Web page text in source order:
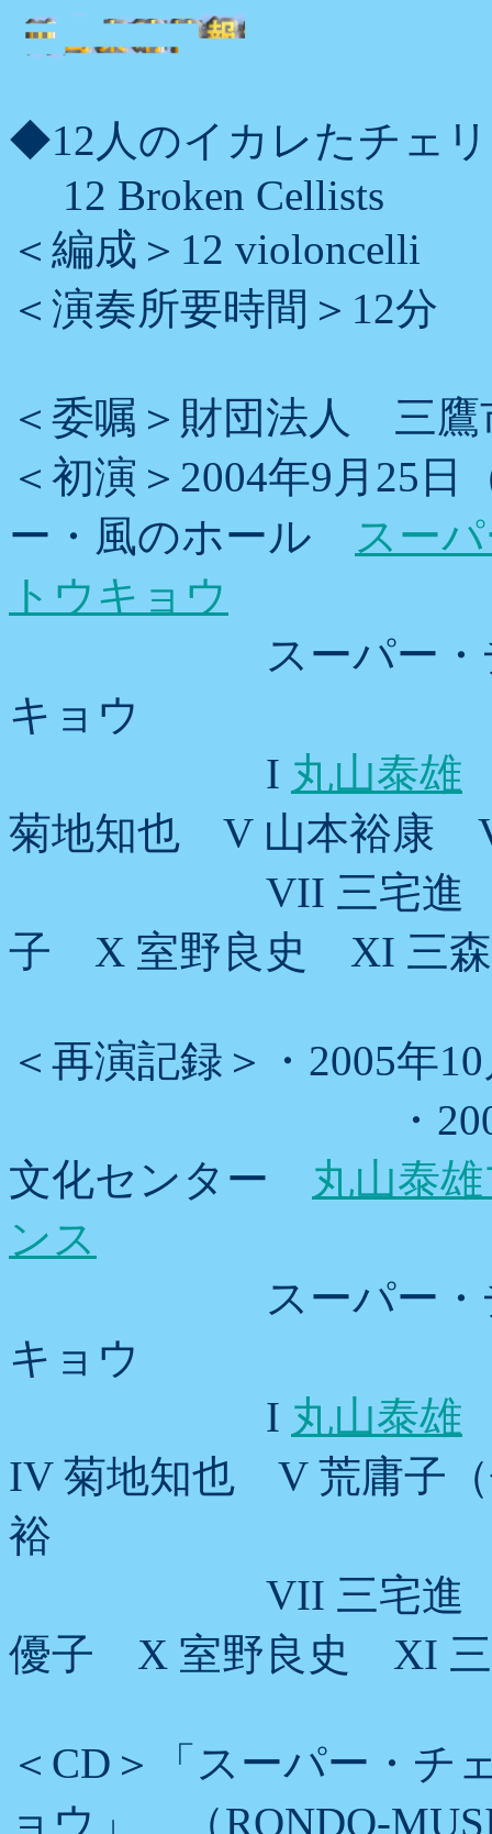
◆12人のイカレたチェ
12 Broken Cellists
＜編成＞12 violoncelli
＜演奏所要時間＞12分
＜委嘱＞財団法人 三鷹
＜初演＞2004年9月25
ー・風のホール
スー
トウキョウ
スーパー・チェ
キョウ
I 丸山泰雄
菊地知也 V 山本裕康
VII 三宅進 VIII
子 X 室野良史 XI 三
＜再演記録＞・2005年
・2005年10月
文化センター 丸山泰
ンス
スーパー・チェ
キョウ
I 丸山泰雄
IV 菊地知也 V 荒庸子
裕
VII 三宅進 VIII
優子 X 室野良史 XI
＜CD＞「スーパー・チ
ョウ」 （RONDO-